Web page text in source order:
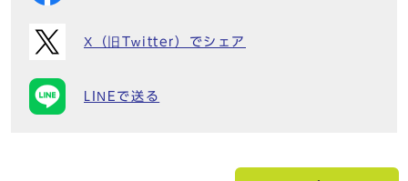
X（旧Twitter）でシェア
LINEで送る